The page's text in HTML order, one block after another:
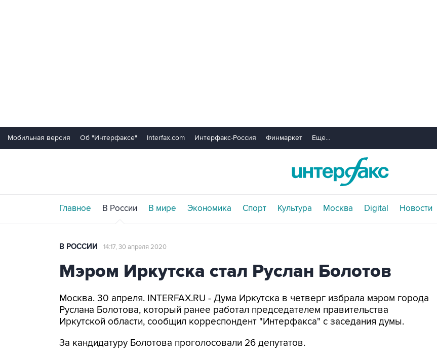
Мобильная версия Об "Интерфаксе" Interfax.com Интерфакс-Россия Финмаркет Еще...
Главное В России В мире Экономика Спорт Культура Москва Digital Новости
В РОССИИ 14:17, 30 апреля 2020
Мэром Иркутска стал Руслан Болотов
Москва. 30 апреля. INTERFAX.RU - Дума Иркутска в четверг избрала мэром города
Руслана Болотова, который ранее работал председателем правительства
Иркутской области, сообщил корреспондент "Интерфакса" с заседания думы.
За кандидатуру Болотова проголосовали 26 депутатов.